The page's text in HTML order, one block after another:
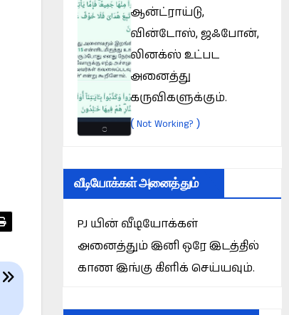
ஆன்ட்ராய்டு,
வின்டோஸ், ஜஃபோன்,
லினக்ஸ் உட்பட
அனைத்து
கருவிகளுக்கும்.
(Not Working? )
வீடியோக்கள் அனைத்தும்
PJ யின் வீடியோக்கள்
அனைத்தும் இனி ஒரே இடத்தில்
காண இங்கு கிளிக் செய்யவும்.